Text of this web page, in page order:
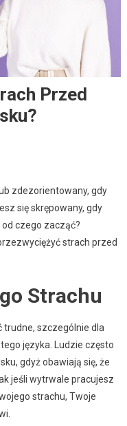
Przed
zdezorientowany, gdy
się skrępowany, gdy
czego zacząć?
strach przed
Strachu
trudne, szczególnie dla
języka. Ludzie często
gdyż obawiają się, że
jeśli wytrwale pracujesz
strachu, Twoje